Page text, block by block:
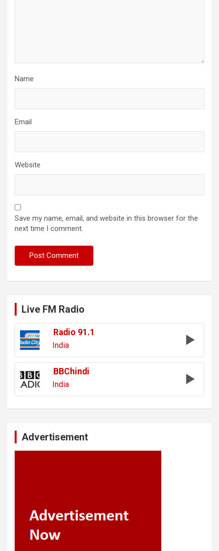
Name
Email
Website
Save my name, email, and website in this browser for the
next time I comment.
Live FM Radio
Radio 91.1
India
BBChindi
India
Advertisement